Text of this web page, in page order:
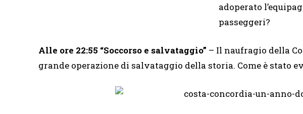
adoperato
passeggeri?
Alle ore 22:55 “Soccorso e salvataggio” – Il naufragio della
grande operazione di salvataggio della storia. Come è stato